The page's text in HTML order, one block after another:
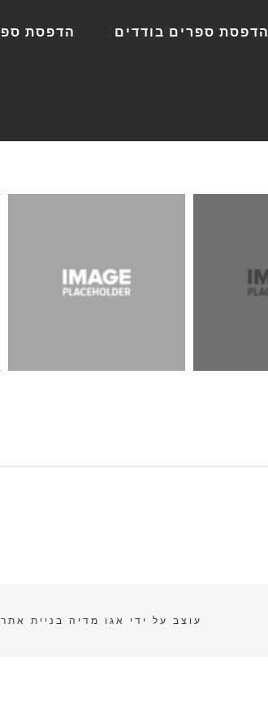
הדפסת ספרים בודדים הדפסת
עוצב על ידי אגו מדיה בניית